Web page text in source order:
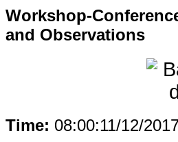
Workshop-
and Observations
Time: 08:00:11/12/